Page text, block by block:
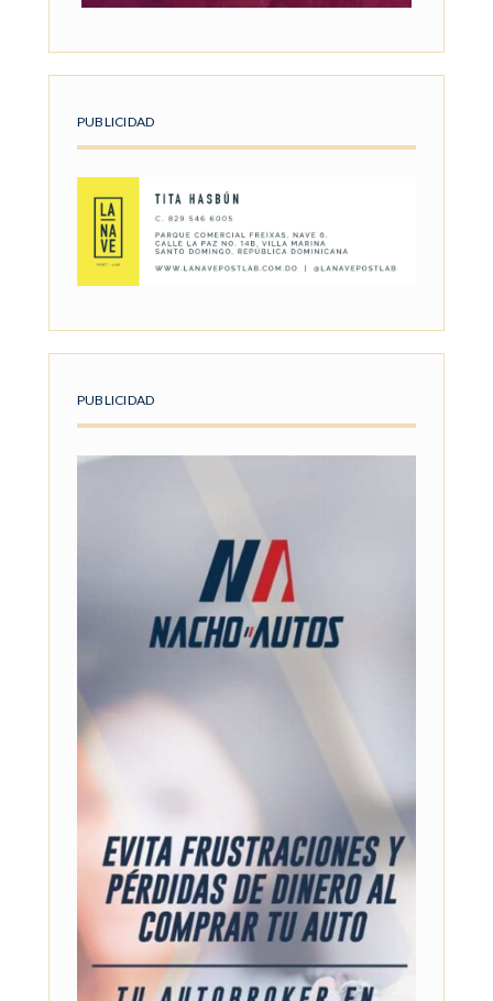
PUBLICIDAD
PUBLICIDAD